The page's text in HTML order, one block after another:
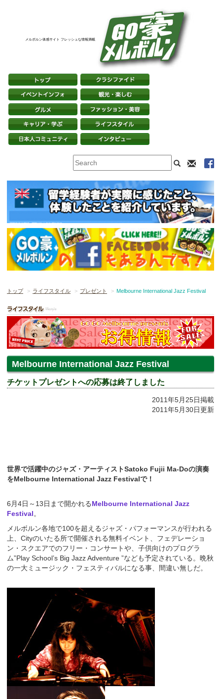
メルボルン体感サイト フレッシュな情報満載
トップ ライフスタイル プレゼント Melbourne International Jazz Festival
Melbourne International Jazz Festival
チケットプレゼントへの応募は終了しました
2011年5月25日掲載
2011年5月30日更新
世界で活躍中のジャズ・アーティストSatoko Fujii Ma-Doの演奏
をMelbourne International Jazz Festivalで！
6月4日～13日まで開かれるMelbourne International Jazz
Festival。
メルボルン各地で100を超えるジャズ・パフォーマンスが行われる
上、Cityのいたる所で開催される無料イベント、フェデレーショ
ン・スクエアでのフリー・コンサートや、子供向けのプログラ
ム”Play School’s Big Jazz Adventure ”なども予定されている。晩秋
の一大ミュージック・フェスティバルになる事、間違い無しだ。